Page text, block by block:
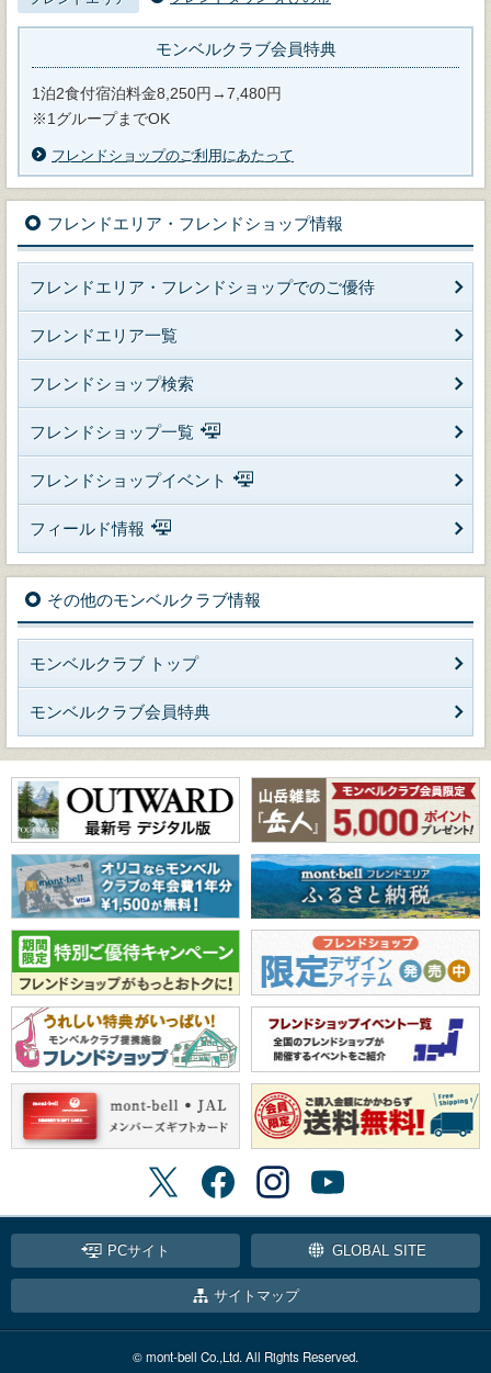
モンベルクラブ会員特典
1泊2食付宿泊料金8,250円→7,480円
※1グループまでOK
フレンドショップのご利用にあたって
フレンドエリア・フレンドショップ情報
フレンドエリア・フレンドショップでのご優待
フレンドエリア一覧
フレンドショップ検索
フレンドショップ一覧
フレンドショップイベント
フィールド情報
その他のモンベルクラブ情報
モンベルクラブ トップ
モンベルクラブ会員特典
PCサイト GLOBAL SITE
サイトマップ
© mont-bell Co.,Ltd. All Rights Reserved.